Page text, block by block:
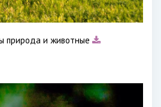
природа и животные